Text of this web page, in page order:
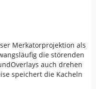
Merkatorprojektion als
die störenden
auch drehen
speichert die Kacheln